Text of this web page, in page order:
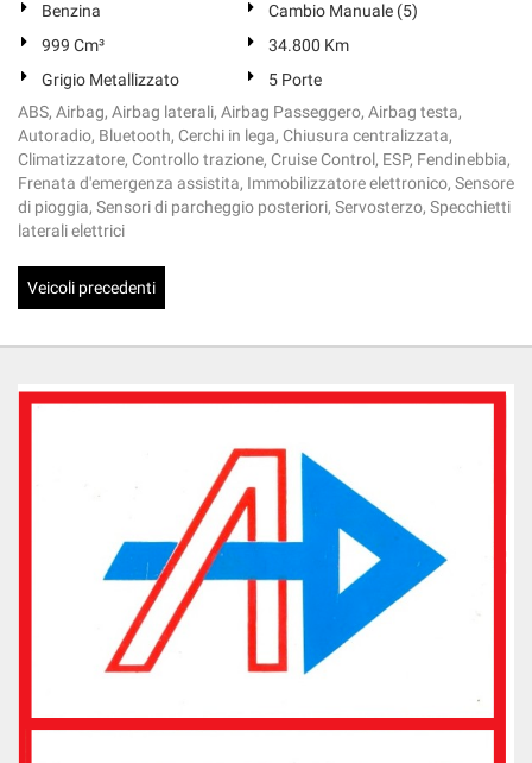
Benzina
Cambio Manuale (5)
999 Cm³
34.800 Km
Grigio Metallizzato
5 Porte
ABS, Airbag, Airbag laterali, Airbag Passeggero, Airbag testa,
Autoradio, Bluetooth, Cerchi in lega, Chiusura centralizzata,
Climatizzatore, Controllo trazione, Cruise Control, ESP, Fendinebbia,
Frenata d'emergenza assistita, Immobilizzatore elettronico, Sensore
di pioggia, Sensori di parcheggio posteriori, Servosterzo, Specchietti
laterali elettrici
Veicoli precedenti